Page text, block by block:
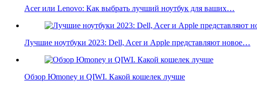
Acer или Lenovo: Как выбрать лучший ноутбук для ваших…
Лучшие ноутбуки 2023: Dell, Acer и Apple представляют новое…
Обзор Юmoney и QIWI. Какой кошелек лучше